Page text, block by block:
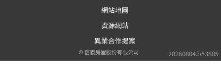
20260804.b53805
網站地圖
資源網站
異業合作提案
©信義房屋股份有限公司